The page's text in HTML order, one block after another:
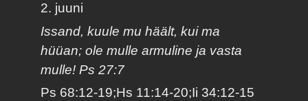
2. juuni
Issand, kuule mu häält, kui ma
hüüan; ole mulle armuline ja vasta
mulle! Ps 27:7
Ps 68:12-19;Hs 11:14-20;Ii 34:12-15